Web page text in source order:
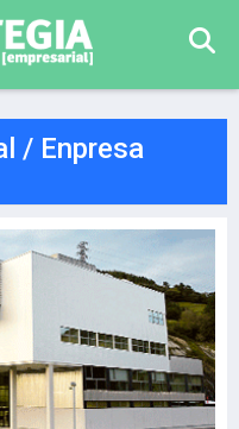
/ Enpresa